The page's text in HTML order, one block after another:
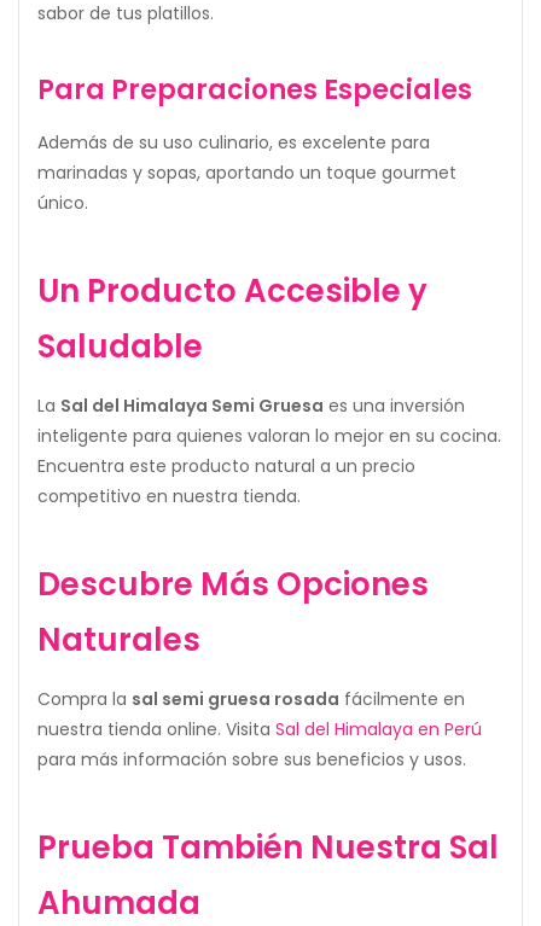
sabor de tus platillos.
Para Preparaciones Especiales
Además de su uso culinario, es excelente para
marinadas y sopas, aportando un toque gourmet
único.
Un Producto Accesible y
Saludable
La Sal del Himalaya Semi Gruesa es una inversión
inteligente para quienes valoran lo mejor en su cocina.
Encuentra este producto natural a un precio
competitivo en nuestra tienda.
Descubre Más Opciones
Naturales
Compra la sal semi gruesa rosada fácilmente en
nuestra tienda online. Visita Sal del Himalaya en Perú
para más información sobre sus beneficios y usos.
Prueba También Nuestra Sal
Ahumada